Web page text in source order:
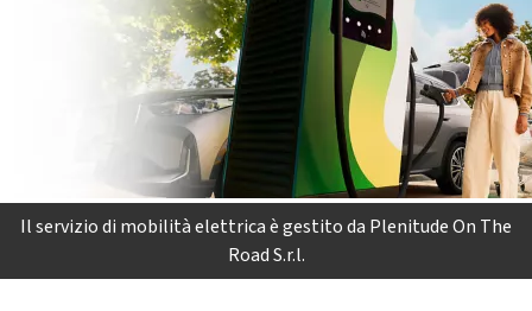
Il servizio di mobilità elettrica è gestito da Plenitude On The
Road S.r.l.